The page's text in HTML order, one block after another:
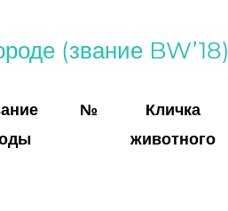
(звание BW’18)
№
Кличка
животного